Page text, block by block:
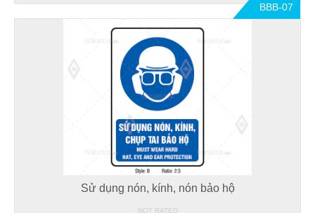
BBB-07
Sử dụng nón, kính, nón bảo hộ
NOT RATED